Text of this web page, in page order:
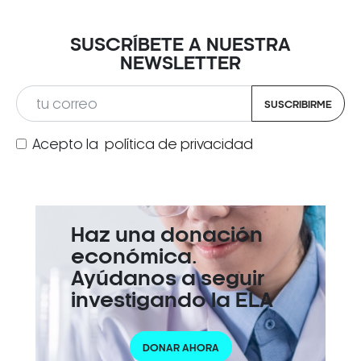
SUSCRÍBETE A NUESTRA
NEWSLETTER
SUSCRIBIRME
Acepto la política de privacidad
Haz una donación
económica.
Ayúdanos a seguir
investigando la ELA
DONAR AHORA